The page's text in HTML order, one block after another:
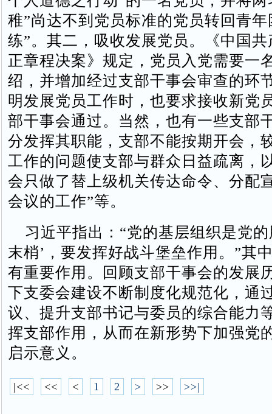
稚”尚达不到党员标准的党员转回青年
练”。其二，吸收发展党员。《中国
正章程决案》规定，党员入党需要一
绍，并增加经过支部干事会审查的环
明发展党员工作时，也要求接收新党
部干事会通过。当然，也有一些支部
分发挥其职能，支部不能按期开会，
工作的问题使支部与群众日益疏离，
会只做了替上级机关传达命令、分配
会议的工作”等。
习近平指出：“党的基层组织是党的
末梢’，要发挥好战斗堡垒作用。”其
有重要作用。回顾支部干事会的发展
下支委会建设不断制度化规范化，通
议、提升支部书记与委员的综合能力
挥支部作用，从而在新形势下加强党
启示意义。
|<< << < 1 2 > >> >>|